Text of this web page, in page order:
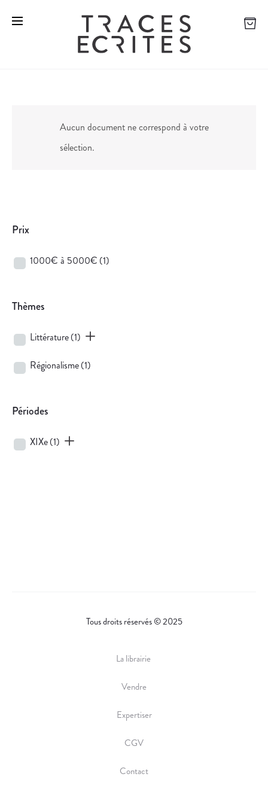
Aucun document ne correspond à votre
sélection.
Prix
1000€ à 5000€ (1)
Thèmes
Littérature(1)
Régionalisme(1)
Périodes
XIXe(1)
Tous droits réservés © 2025
La librairie
Vendre
Expertiser
CGV
Contact